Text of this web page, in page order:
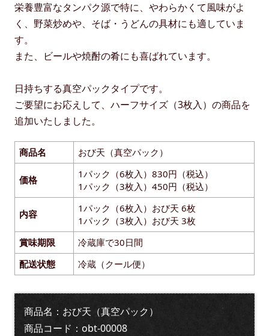
栄養豊富なタンパク源で特に、やわらかくて風味がよ
く、野菜炒めや、そば・うどんの具材にも適していま
す。
また、ビールや焼酎の肴にも喜ばれています。
日持ちする真空パックタイプです。
ご要望にお応えして、ハーフサイズ（3枚入）の商品を
追加いたしました。
商品名 おび天（真空パック）
価格
1パック（6枚入）830円（税込）
1パック（3枚入）450円（税込）
内容
1パック（6枚入）おび天 6枚
1パック（3枚入）おび天 3枚
賞味期限
冷蔵庫で30日間
配送状態
冷蔵（クール便）
商品名：おび天（真空パック）
商品コード：obt-00008